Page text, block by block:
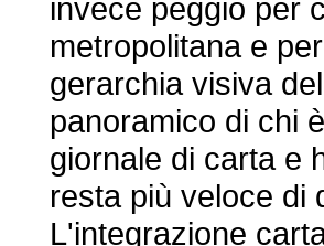
invece peggio per
metropolitana e
gerarchia visiva
panoramico di chi
giornale di carta e
resta più veloce di
L'integrazione